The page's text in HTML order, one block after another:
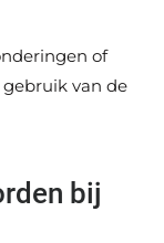
of
van de
bij